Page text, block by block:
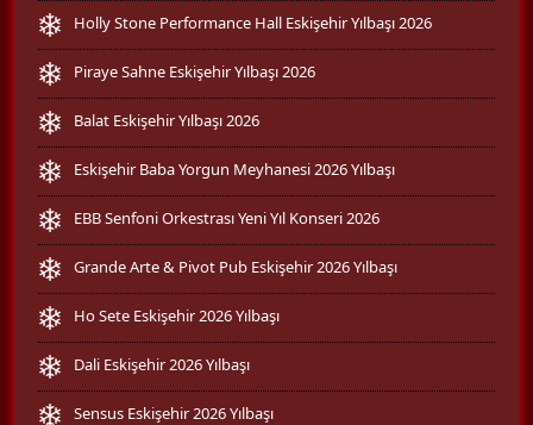
Holly Stone Performance Hall Eskişehir Yılbaşı 2026
Piraye Sahne Eskişehir Yılbaşı 2026
Balat Eskişehir Yılbaşı 2026
Eskişehir Baba Yorgun Meyhanesi 2026 Yılbaşı
EBB Senfoni Orkestrası Yeni Yıl Konseri 2026
Grande Arte & Pivot Pub Eskişehir 2026 Yılbaşı
Ho Sete Eskişehir 2026 Yılbaşı
Dali Eskişehir 2026 Yılbaşı
Sensus Eskişehir 2026 Yılbaşı